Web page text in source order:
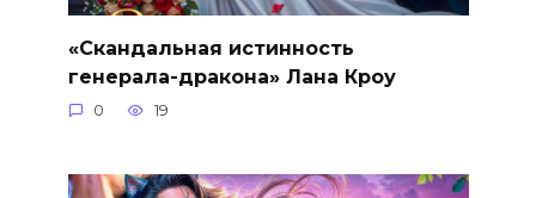
«Скандальная истинность
генерала-дракона» Лана Кроу
0 19